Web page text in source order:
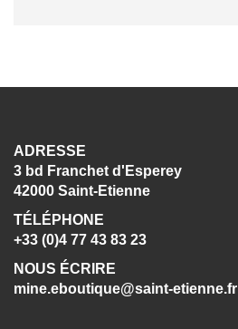
ADRESSE
3 bd Franchet d'Esperey
42000 Saint-Etienne
TÉLÉPHONE
+33 (0)4 77 43 83 23
NOUS ÉCRIRE
mine.eboutique@saint-etienne.fr